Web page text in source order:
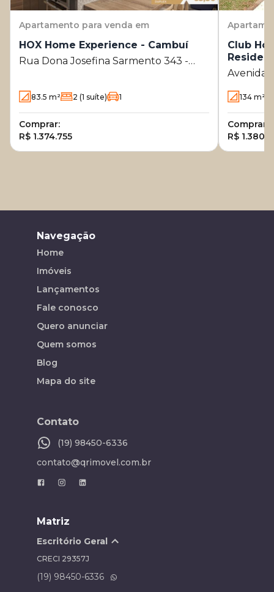
Apartamento para venda em
HOX Home Experience - Cambuí
Rua Dona Josefina Sarmento 343 -
83.5 m² 2 (1 suíte) 1
Comprar:
R$ 1.374.755
Club
Avenida
Angelis
- SP134 m²
Comprar:
R$
Navegação
Home
Imóveis
Lançamentos
Fale conosco
Quero anunciar
Quem somos
Blog
Mapa do site
Contato
(19) 98450-6336
contato@qrimovel.com.br
Matriz
Escritório Geral
CRECI 29357J
(19) 98450-6336